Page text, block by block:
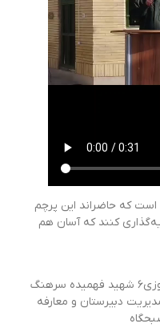
که حاضراند این پرچم
کنند که آسان هم
حضور فرمانده حوزه بسیج دانش آموزی۶ شهید فهمیده سرهنگ
دبیرستان و معارفه